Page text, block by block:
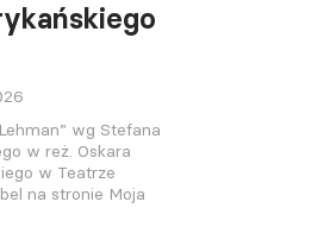
wg Stefana
w reż. Oskara
w Teatrze
na stronie Moja